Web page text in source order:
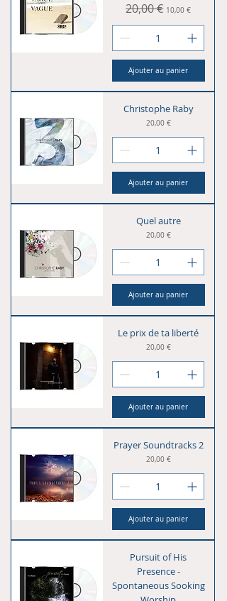
Prix original
20,00 € Prix promotionnel
10,00 €
Ajouter au panier
Christophe Raby
Prix
20,00 €
Ajouter au panier
Quel autre
Prix
20,00 €
Ajouter au panier
Le prix de ta liberté
Prix
20,00 €
Ajouter au panier
Prayer Soundtracks 2
Prix
20,00 €
Ajouter au panier
Pursuit of His
Presence -
Spontaneous Sooking